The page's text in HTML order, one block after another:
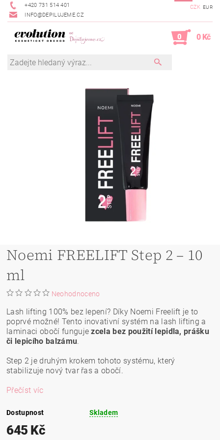
+420 731 514 401
INFO@DEPILUJEME.CZ
CZK EUR
0 0 Kč
Noemi FREELIFT Step 2 – 10
ml
Neohodnoceno
Lash lifting 100% bez lepení? Díky Noemi Freelift je to
poprvé možné! Tento inovativní systém na lash lifting a
laminaci obočí fungujezcela bez použití lepidla, prášku
či lepicího balzámu.
Step 2 je druhým krokem tohoto systému, který
stabilizuje nový tvar řas a obočí.
Přečíst víc
Dostupnost Skladem
645 Kč